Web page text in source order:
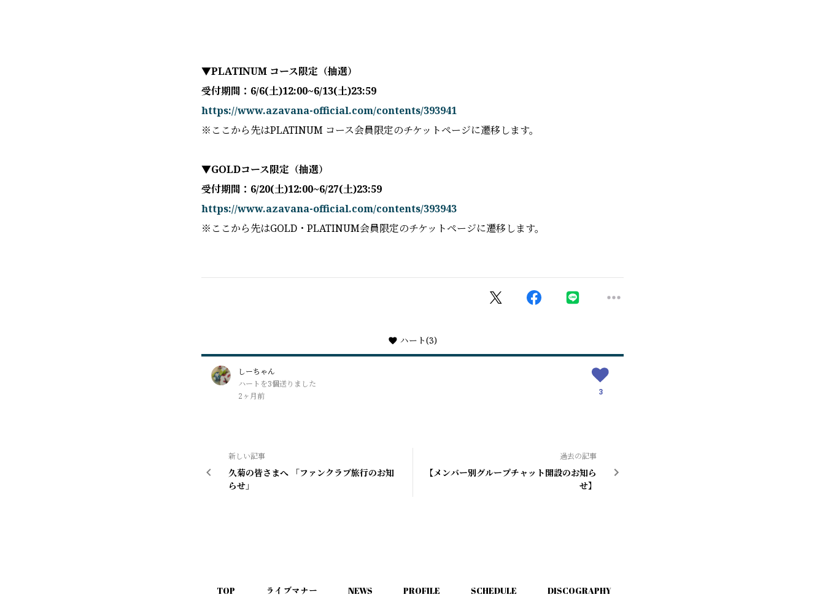
▼PLATINUM コース限定（抽選）
受付期間：6/6(土)12:00~6/13(土)23:59
https://www.azavana-official.com/contents/393941
※ここから先はPLATINUM コース会員限定のチケットページに遷移します。
▼GOLDコース限定（抽選）
受付期間：6/20(土)12:00~6/27(土)23:59
https://www.azavana-official.com/contents/393943
※ここから先はGOLD・PLATINUM会員限定のチケットページに遷移します。
ハート(3)
しーちゃん
ハートを3個送りました
2ヶ月前
3
新しい記事
久菊の皆さまへ 「ファンクラブ旅行のお知
らせ」
過去の記事
【メンバー別グループチャット開設のお知ら
せ】
TOP ライブマナー NEWS PROFILE SCHEDULE DISCOGRAPHY